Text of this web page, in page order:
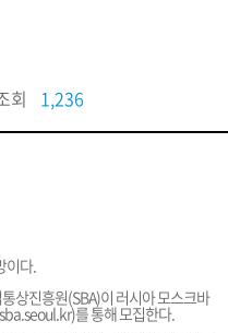
회 1,236
이다.
상진흥원(SBA)이 러시아 모스크바
)를 통해 모집한다.